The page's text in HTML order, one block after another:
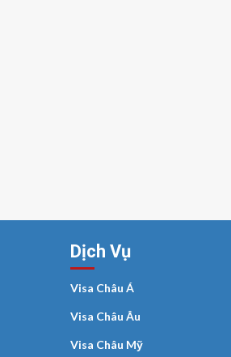
Dịch Vụ
Visa Châu Á
Visa Châu Âu
Visa Châu Mỹ